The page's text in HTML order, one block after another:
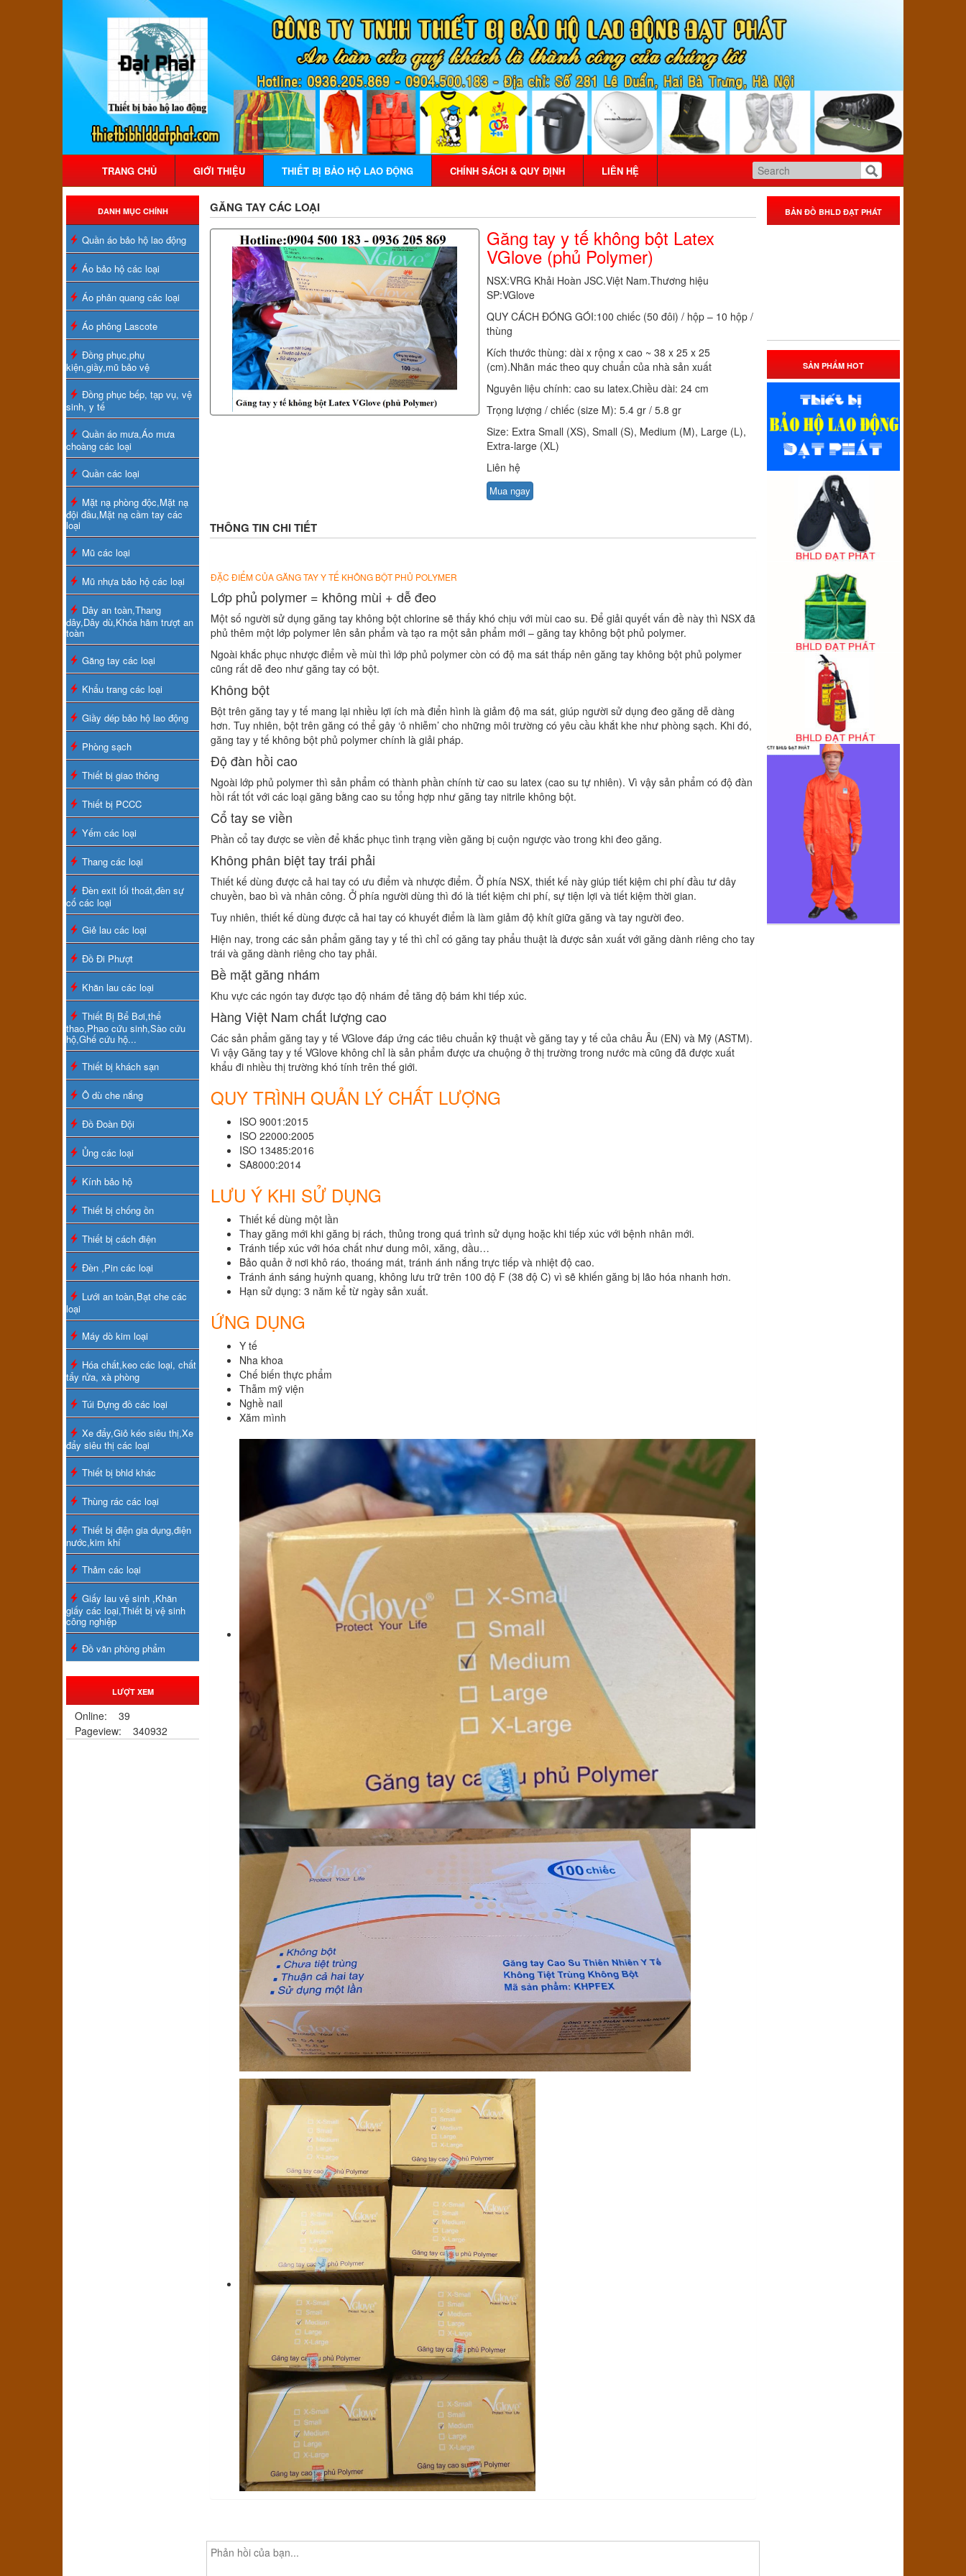
TRANG CHỦ GIỚI THIỆU THIẾT BỊ BẢO HỘ LAO ĐỘNG CHÍNH SÁCH & QUY ĐỊNH LIÊN HỆ
DANH MỤC CHÍNH
Quần áo bảo hộ lao động
Áo bảo hộ các loại
Áo phản quang các loại
Áo phông Lascote
Đồng phục,phụ
kiện,giầy,mũ bảo vệ
Đồng phục bếp, tạp vụ, vệ
sinh, y tế
Quần áo mưa,Áo mưa
choàng các loại
Quần các loại
Mặt nạ phòng độc,Mặt nạ
đội đầu,Mặt nạ cầm tay các
loại
Mũ các loại
Mũ nhựa bảo hộ các loại
Dây an toàn,Thang
dây,Dây dù,Khóa hãm trượt an
toàn
Găng tay các loại
Khẩu trang các loại
Giầy dép bảo hộ lao động
Phòng sạch
Thiết bị giao thông
Thiết bị PCCC
Yếm các loại
Thang các loại
Đèn exit lối thoát,đèn sự
cố các loại
Giẻ lau các loại
Đồ Đi Phượt
Khăn lau các loại
Thiết Bị Bể Bơi,thể
thao,Phao cứu sinh,Sào cứu
hộ,Ghế cứu hộ...
Thiết bị khách sạn
Ô dù che nắng
Đồ Đoàn Đội
Ủng các loại
Kính bảo hộ
Thiết bị chống ồn
Thiết bị cách điện
Đèn ,Pin các loại
Lưới an toàn,Bạt che các
loại
Máy dò kim loại
Hóa chất,keo các loại, chất
tẩy rửa, xà phòng
Túi Đựng đồ các loại
Xe đẩy,Giỏ kéo siêu thị,Xe
đẩy siêu thị các loại
Thiết bị bhld khác
Thùng rác các loại
Thiết bị điện gia dụng,điện
nước,kim khí
Thảm các loại
Giấy lau vệ sinh ,Khăn
giấy các loại,Thiết bị vệ sinh
công nghiệp
Đồ văn phòng phẩm
LƯỢT XEM
Online:
39
Pageview:
340932
GĂNG TAY CÁC LOẠI
Găng tay y tế không bột Latex
VGlove (phủ Polymer)
NSX:VRG Khải Hoàn JSC.Việt Nam.Thương hiệu
SP:VGlove
QUY CÁCH ĐÓNG GÓI:100 chiếc (50 đôi) / hộp – 10 hộp /
thùng
Kích thước thùng: dài x rộng x cao ~ 38 x 25 x 25
(cm).Nhãn mác theo quy chuẩn của nhà sản xuất
Nguyên liệu chính: cao su latex.Chiều dài: 24 cm
Trọng lượng / chiếc (size M): 5.4 gr / 5.8 gr
Size: Extra Small (XS), Small (S), Medium (M), Large (L),
Extra-large (XL)
Liên hệ
Mua ngay
THÔNG TIN CHI TIẾT
ĐẶC ĐIỂM CỦA GĂNG TAY Y TẾ KHÔNG BỘT PHỦ POLYMER
Lớp phủ polymer = không mùi + dễ đeo
Một số người sử dụng găng tay không bột chlorine sẽ thấy khó chịu với mùi cao su. Để giải quyết vấn đề này thì NSX đã
phủ thêm một lớp polymer lên sản phẩm và tạo ra một sản phẩm mới – găng tay không bột phủ polymer.
Ngoài khắc phục nhược điểm về mùi thì lớp phủ polymer còn có độ ma sát thấp nên găng tay không bột phủ polymer
cũng rất dễ đeo như găng tay có bột.
Không bột
Bột trên găng tay y tế mang lại nhiều lợi ích mà điển hình là giảm độ ma sát, giúp người sử dụng đeo găng dễ dàng
hơn. Tuy nhiên, bột trên găng có thể gây ‘ô nhiễm’ cho những môi trường có yêu cầu khắt khe như phòng sạch. Khi đó,
găng tay y tế không bột phủ polymer chính là giải pháp.
Độ đàn hồi cao
Ngoài lớp phủ polymer thì sản phẩm có thành phần chính từ cao su latex (cao su tự nhiên). Vì vậy sản phẩm có độ đàn
hồi rất tốt với các loại găng bằng cao su tổng hợp như găng tay nitrile không bột.
Cổ tay se viền
Phần cổ tay được se viền để khắc phục tình trạng viền găng bị cuộn ngược vào trong khi đeo găng.
Không phân biệt tay trái phải
Thiết kế dùng được cả hai tay có ưu điểm và nhược điểm. Ở phía NSX, thiết kế này giúp tiết kiệm chi phí đầu tư dây
chuyền, bao bì và nhân công. Ở phía người dùng thì đó là tiết kiệm chi phí, sự tiện lợi và tiết kiệm thời gian.
Tuy nhiên, thiết kế dùng được cả hai tay có khuyết điểm là làm giảm độ khít giữa găng và tay người đeo.
Hiện nay, trong các sản phẩm găng tay y tế thì chỉ có găng tay phẩu thuật là được sản xuất với găng dành riêng cho tay
trái và găng dành riêng cho tay phải.
Bề mặt găng nhám
Khu vực các ngón tay được tạo độ nhám để tăng độ bám khi tiếp xúc.
Hàng Việt Nam chất lượng cao
Các sản phẩm găng tay y tế VGlove đáp ứng các tiêu chuẩn kỹ thuật về găng tay y tế của châu Âu (EN) và Mỹ (ASTM).
Vì vậy Găng tay y tế VGlove không chỉ là sản phẩm được ưa chuộng ở thị trường trong nước mà cũng đã được xuất
khẩu đi nhiều thị trường khó tính trên thế giới.
QUY TRÌNH QUẢN LÝ CHẤT LƯỢNG
ISO 9001:2015
ISO 22000:2005
ISO 13485:2016
SA8000:2014
LƯU Ý KHI SỬ DỤNG
Thiết kế dùng một lần
Thay găng mới khi găng bị rách, thủng trong quá trình sử dụng hoặc khi tiếp xúc với bệnh nhân mới.
Tránh tiếp xúc với hóa chất như dung môi, xăng, dầu…
Bảo quản ở nơi khô ráo, thoáng mát, tránh ánh nắng trực tiếp và nhiệt độ cao.
Tránh ánh sáng huỳnh quang, không lưu trữ trên 100 độ F (38 độ C) vì sẽ khiến găng bị lão hóa nhanh hơn.
Hạn sử dụng: 3 năm kể từ ngày sản xuất.
ỨNG DỤNG
Y tế
Nha khoa
Chế biến thực phẩm
Thẫm mỹ viện
Nghề nail
Xăm mình
BẢN ĐỒ BHLD ĐẠT PHÁT
SẢN PHẨM HOT